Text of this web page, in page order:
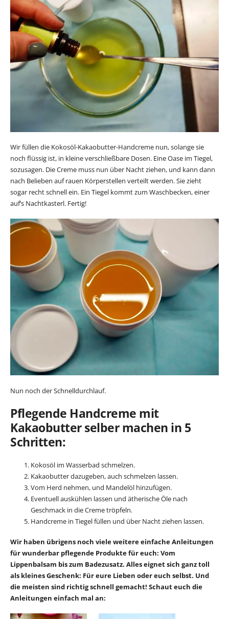
Wir füllen die Kokosöl-Kakaobutter-Handcreme nun, solange sie
noch flüssig ist, in kleine verschließbare Dosen. Eine Oase im Tiegel,
sozusagen. Die Creme muss nun über Nacht ziehen, und kann dann
nach Belieben auf rauen Körperstellen verteilt werden. Sie zieht
sogar recht schnell ein. Ein Tiegel kommt zum Waschbecken, einer
auf’s Nachtkasterl. Fertig!
Nun noch der Schnelldurchlauf.
Pflegende Handcreme mit
Kakaobutter selber machen in 5
Schritten:
Kokosöl im Wasserbad schmelzen.
Kakaobutter dazugeben, auch schmelzen lassen.
Vom Herd nehmen, und Mandelöl hinzufügen.
Eventuell auskühlen lassen und ätherische Öle nach
Geschmack in die Creme tröpfeln.
Handcreme in Tiegel füllen und über Nacht ziehen lassen.
Wir haben übrigens noch viele weitere einfache Anleitungen
für wunderbar pflegende Produkte für euch: Vom
Lippenbalsam bis zum Badezusatz. Alles eignet sich ganz toll
als kleines Geschenk: Für eure Lieben oder euch selbst. Und
die meisten sind richtig schnell gemacht! Schaut euch die
Anleitungen einfach mal an: